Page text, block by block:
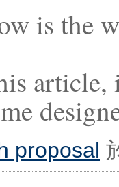
is the
proposal